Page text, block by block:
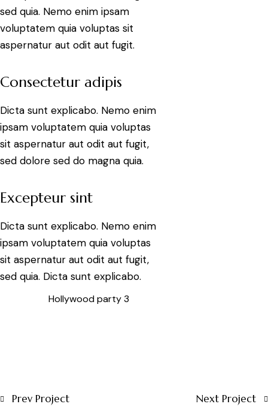
sed quia. Nemo enim ipsam
voluptatem quia voluptas sit
aspernatur aut odit aut fugit.
Consectetur adipis
Dicta sunt explicabo. Nemo enim
ipsam voluptatem quia voluptas
sit aspernatur aut odit aut fugit,
sed dolore sed do magna quia.
Excepteur sint
Dicta sunt explicabo. Nemo enim
ipsam voluptatem quia voluptas
sit aspernatur aut odit aut fugit,
sed quia. Dicta sunt explicabo.
Hollywood party 3
Prev Project Next Project